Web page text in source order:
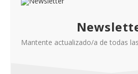
Mantente actualizado/a de todas